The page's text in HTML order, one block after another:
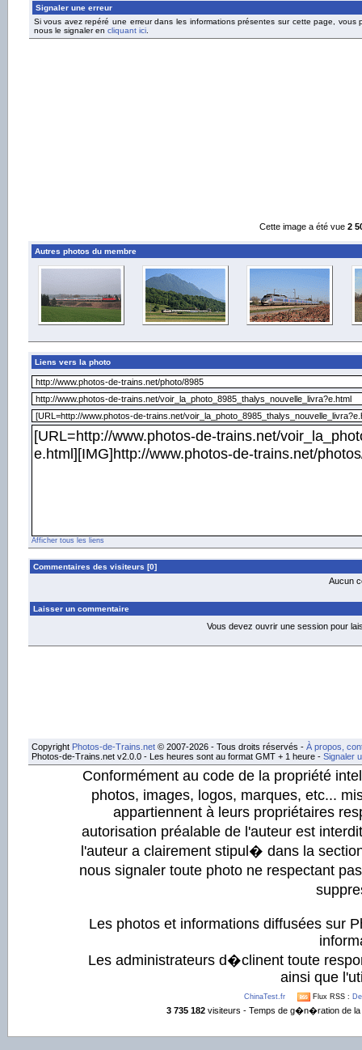
Signaler une erreur
Si vous avez repéré une erreur dans les informations présentes sur cette page, vous
nous le signaler en cliquant ici.
Cette image a été vue 2
Autres photos du membre
Liens vers la photo
Afficher tous les liens
Commentaires des visiteurs [0]
Aucun
Laisser un commentaire
Vous devez ouvrir une session pour
Copyright Photos-de-Trains.net © 2007-2026 - Tous droits réservés - À propos,
Photos-de-Trains.net v2.0.0 - Les heures sont au format GMT + 1 heure - Signaler
Conformément au code de la propriété
photos, images, logos, marques, etc...
appartiennent à leurs propriétaires
autorisation préalable de l'auteur est
l'auteur a clairement stipul� dans la
nous signaler toute photo ne respectant
Les photos et informations diffusées sur
Les administrateurs d�clinent toute
ainsi que
ChinaTest.fr Flux RSS :
3 735 182visiteurs - Temps de g�n�ration de